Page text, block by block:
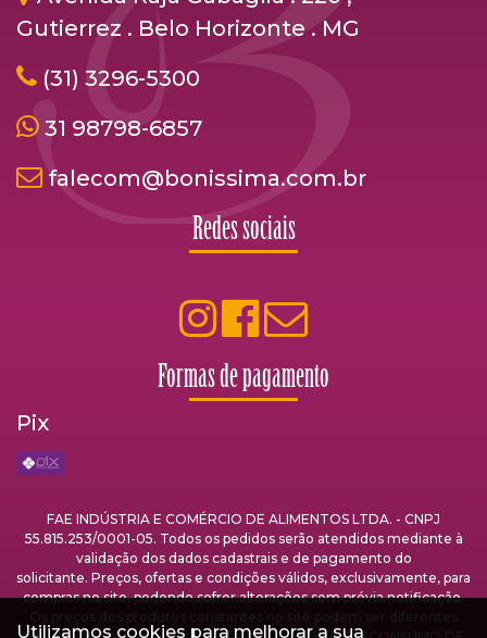
Gutierrez . Belo Horizonte . MG
(31) 3296-5300
31 98798-6857
falecom@bonissima.com.br
Redes sociais
Formas de pagamento
Pix
FAE INDÚSTRIA E COMÉRCIO DE ALIMENTOS LTDA. - CNPJ
55.815.253/0001-05. Todos os pedidos serão atendidos mediante à
validação dos dados cadastrais e de pagamento do
solicitante. Preços, ofertas e condições válidos, exclusivamente, para
compras no site, podendo sofrer alterações sem prévia notificação.
Utilizamos cookies para melhorar a sua